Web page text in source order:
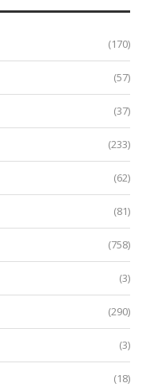
(170)
(57)
(37)
(233)
(62)
(81)
(758)
(3)
(290)
(3)
(18)